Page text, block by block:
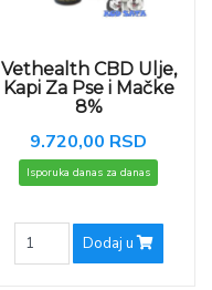
Vethealth CBD Ulje,
Kapi Za Pse i Mačke
8%
9.720,00 RSD
Isporuka danas za danas
Dodaj u